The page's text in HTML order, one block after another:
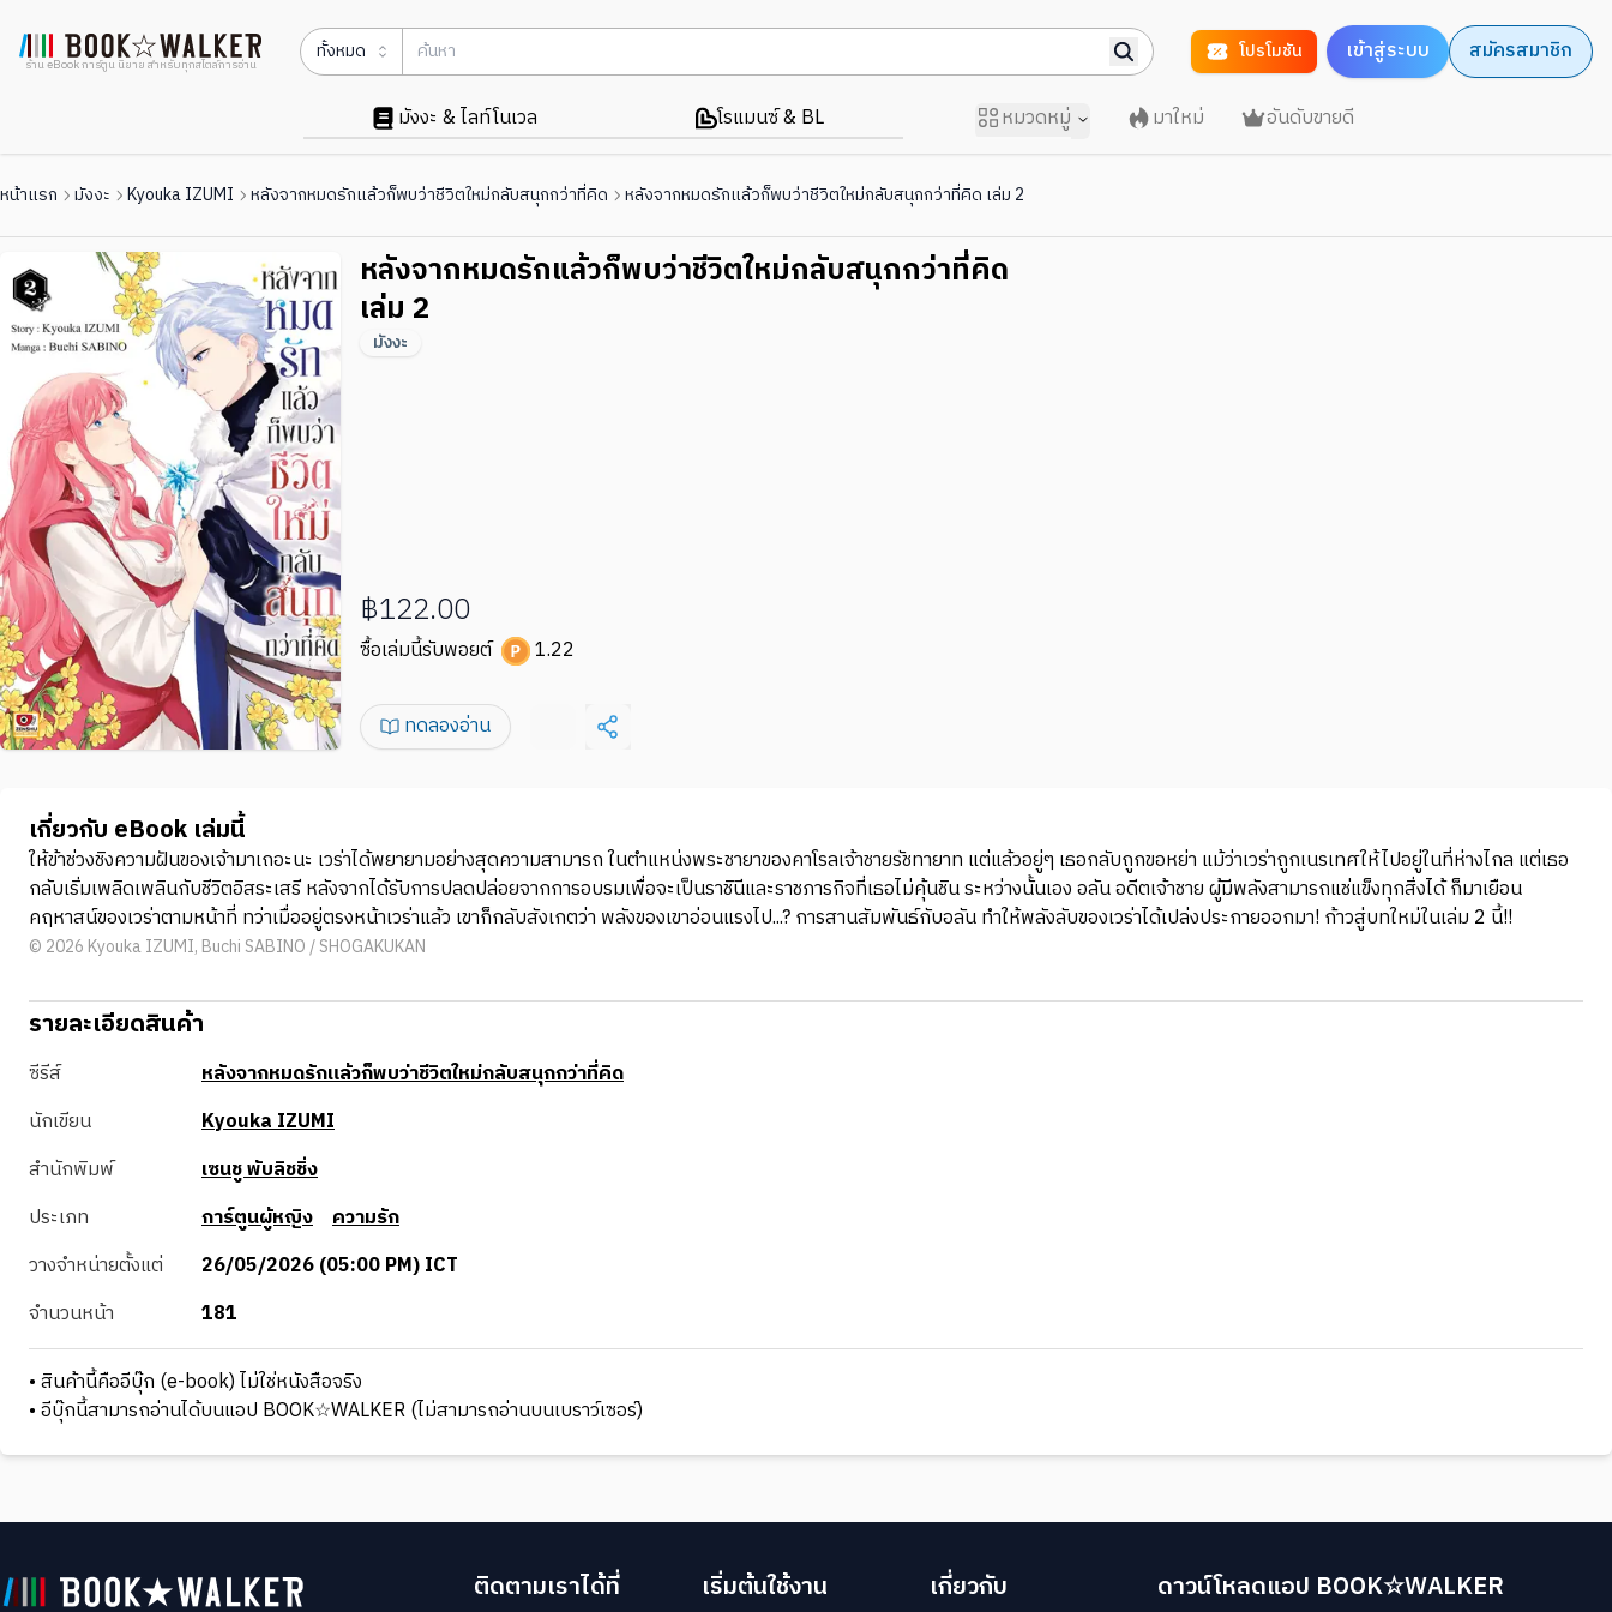
ร้าน eBook การ์ตูน นิยาย สำหรับทุกสไตล์การอ่าน
ทั้งหมด โปรโมชัน เข้าสู่ระบบ สมัครสมาชิก
มังงะ & ไลท์โนเวล โรแมนซ์ & BL หมวดหมู่ มาใหม่ อันดับขายดี
หน้าแรก มังงะ Kyouka IZUMI หลังจากหมดรักแล้วก็พบว่าชีวิตใหม่กลับสนุกกว่าที่คิด หลังจากหมดรักแล้วก็พบว่าชีวิตใหม่กลับสนุกกว่าที่คิด เล่ม 2
หลังจากหมดรักแล้วก็พบว่าชีวิตใหม่กลับสนุกกว่าที่คิด
เล่ม 2
มังงะ
฿122.00
ซื้อเล่มนี้รับพอยต์ 1.22
ทดลองอ่าน
เกี่ยวกับ eBook เล่มนี้
ให้ข้าช่วงชิงความฝันของเจ้ามาเถอะนะ เวร่าได้พยายามอย่างสุดความสามารถ ในตำแหน่งพระชายาของคาโรลเจ้าชายรัชทายาท แต่แล้วอยู่ๆ เธอกลับถูกขอหย่า แม้ว่าเวร่าถูกเนรเทศให้ไปอยู่ในที่ห่างไกล แต่เธอ
กลับเริ่มเพลิดเพลินกับชีวิตอิสระเสรี หลังจากได้รับการปลดปล่อยจากการอบรมเพื่อจะเป็นราชินีและราชภารกิจที่เธอไม่คุ้นชิน ระหว่างนั้นเอง อลัน อดีตเจ้าชาย ผู้มีพลังสามารถแช่แข็งทุกสิ่งได้ ก็มาเยือน
คฤหาสน์ของเวร่าตามหน้าที่ ทว่าเมื่ออยู่ตรงหน้าเวร่าแล้ว เขาก็กลับสังเกตว่า พลังของเขาอ่อนแรงไป...? การสานสัมพันธ์กับอลัน ทำให้พลังลับของเวร่าได้เปล่งประกายออกมา! ก้าวสู่บทใหม่ในเล่ม 2 นี้!!
© 2026 Kyouka IZUMI, Buchi SABINO / SHOGAKUKAN
รายละเอียดสินค้า
ซีรีส์
หลังจากหมดรักแล้วก็พบว่าชีวิตใหม่กลับสนุกกว่าที่คิด
นักเขียน
Kyouka IZUMI
สำนักพิมพ์
เซนชู พับลิชชิ่ง
ประเภท
การ์ตูนผู้หญิง ความรัก
วางจำหน่ายตั้งแต่
26/05/2026 (05:00 PM) ICT
จำนวนหน้า
181
• สินค้านี้คืออีบุ๊ก (e-book) ไม่ใช่หนังสือจริง
• อีบุ๊กนี้สามารถอ่านได้บนแอป BOOK☆WALKER (ไม่สามารถอ่านบนเบราว์เซอร์)
ติดตามเราได้ที่ เริ่มต้นใช้งาน เกี่ยวกับ ดาวน์โหลดแอป BOOK☆WALKER